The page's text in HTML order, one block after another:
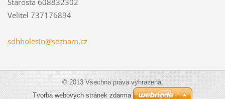
Velitel 737176894
sdhholesin@seznam.cz
© 2013 Všechna práva vyhrazena.
Tvorba webových stránek zdarma